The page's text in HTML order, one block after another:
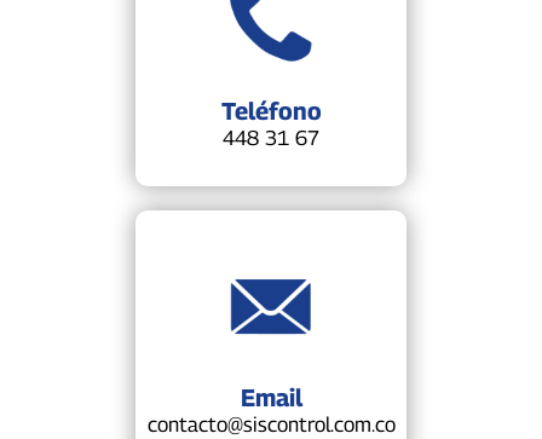
Teléfono
448 31 67
Email
contacto@siscontrol.com.co